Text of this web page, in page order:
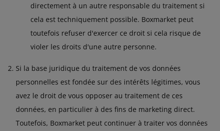
directement à un autre responsable du traitement si
cela est techniquement possible. Boxmarket peut
toutefois refuser d'exercer ce droit si cela risque de
violer les droits d'une autre personne.
Si la base juridique du traitement de vos données
personnelles est fondée sur des intérêts légitimes, vous
avez le droit de vous opposer au traitement de ces
données, en particulier à des fins de marketing direct.
Toutefois, Boxmarket peut continuer à traiter vos données